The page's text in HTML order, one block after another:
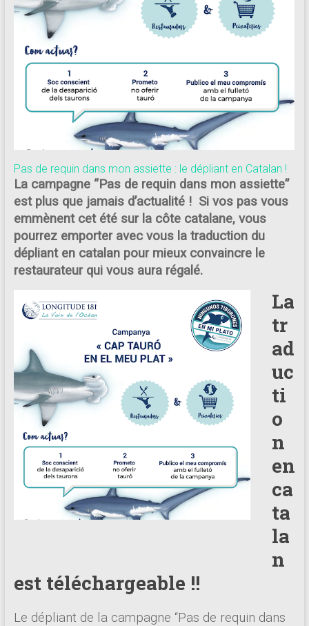
Pas de requin dans mon assiette : le dépliant en Catalan !
La campagne “Pas de requin dans mon assiette”
est plus que jamais d’actualité ! Si vos pas vous
emmènent cet été sur la côte catalane, vous
pourrez emporter avec vous la traduction du
dépliant en catalan pour mieux convaincre le
restaurateur qui vous aura régalé.
La
tr
ad
uc
ti
o
n
en
ca
ta
la
n
est téléchargeable !!
Le dépliant de la campagne “Pas de requin dans